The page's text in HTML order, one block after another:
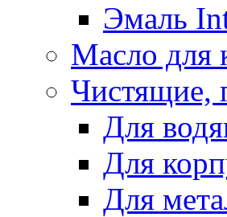
Эмаль
Масло для
Чистящие,
Для
Для
Для